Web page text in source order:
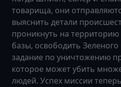
товарища, они
выяснить детали
проникнуть на
базы, освободить
задание по уничтожению
которое может убить
людей. Успех миссии